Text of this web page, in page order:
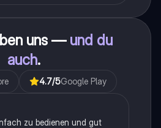
uns — und du
auch.
4.7/5Google Play
zu bedienen und gut